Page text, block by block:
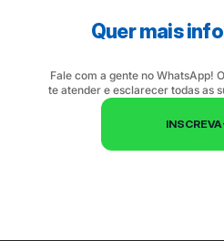
Quer mais
Fale com a gente no WhatsApp!
te atender e esclarecer todas as